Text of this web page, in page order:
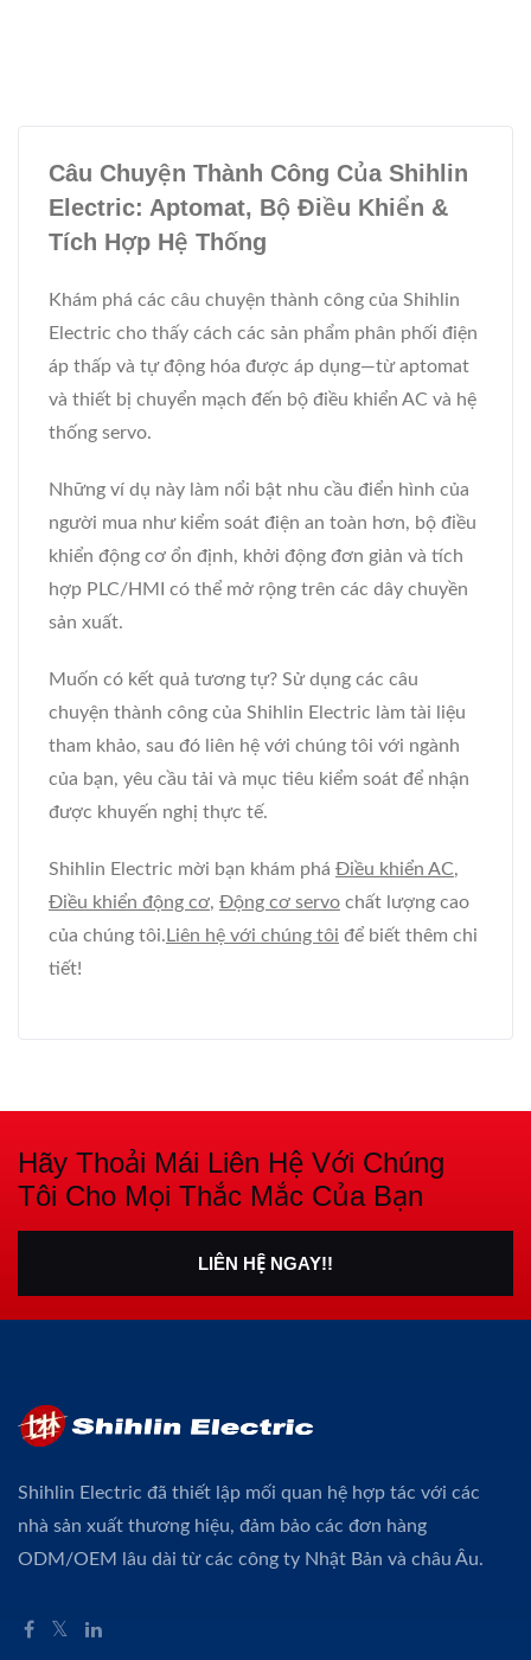
Câu Chuyện Thành Công Của Shihlin
Electric: Aptomat, Bộ Điều Khiển &
Tích Hợp Hệ Thống
Khám phá các câu chuyện thành công của Shihlin
Electric cho thấy cách các sản phẩm phân phối điện
áp thấp và tự động hóa được áp dụng—từ aptomat
và thiết bị chuyển mạch đến bộ điều khiển AC và hệ
thống servo.
Những ví dụ này làm nổi bật nhu cầu điển hình của
người mua như kiểm soát điện an toàn hơn, bộ điều
khiển động cơ ổn định, khởi động đơn giản và tích
hợp PLC/HMI có thể mở rộng trên các dây chuyền
sản xuất.
Muốn có kết quả tương tự? Sử dụng các câu
chuyện thành công của Shihlin Electric làm tài liệu
tham khảo, sau đó liên hệ với chúng tôi với ngành
của bạn, yêu cầu tải và mục tiêu kiểm soát để nhận
được khuyến nghị thực tế.
Shihlin Electric mời bạn khám phá Điều khiển AC,
Điều khiển động cơ, Động cơ servo chất lượng cao
của chúng tôi. Liên hệ với chúng tôi để biết thêm chi
tiết!
Hãy Thoải Mái Liên Hệ Với Chúng
Tôi Cho Mọi Thắc Mắc Của Bạn
LIÊN HỆ NGAY!!
Shihlin Electric đã thiết lập mối quan hệ hợp tác với các
nhà sản xuất thương hiệu, đảm bảo các đơn hàng
ODM/OEM lâu dài từ các công ty Nhật Bản và châu Âu.